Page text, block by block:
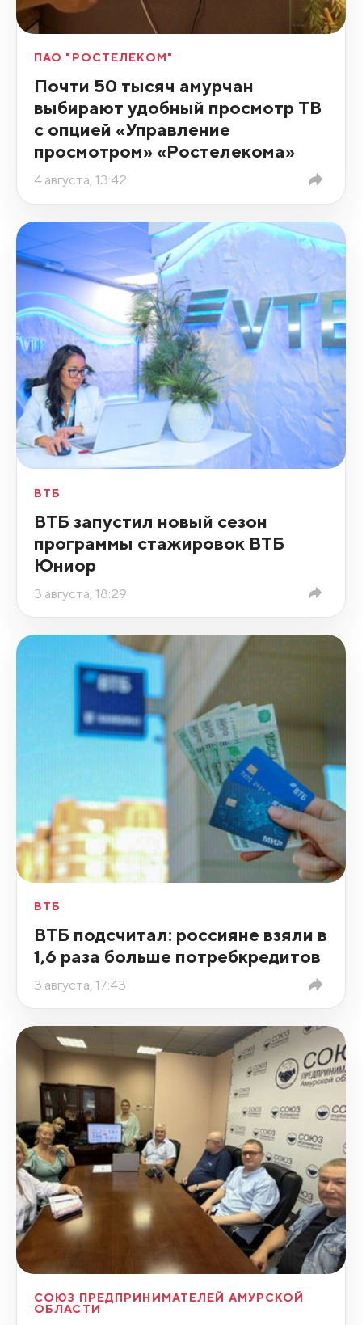
ПАО "РОСТЕЛЕКОМ"
Почти 50 тысяч амурчан
выбирают удобный просмотр ТВ
с опцией «Управление
просмотром» «Ростелекома»
4 августа, 13:42
ВТБ
ВТБ запустил новый сезон
программы стажировок ВТБ
Юниор
3 августа, 18:29
ВТБ
ВТБ подсчитал: россияне взяли в
1,6 раза больше потребкредитов
3 августа, 17:43
СОЮЗ ПРЕДПРИНИМАТЕЛЕЙ АМУРСКОЙ
ОБЛАСТИ